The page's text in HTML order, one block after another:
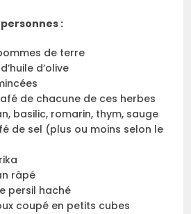
:
de terre
d’olive
de chacune de ces herbes
basilic, romarin, thym, sauge
de sel (plus ou moins selon le
râpé
persil haché
coupé en petits cubes